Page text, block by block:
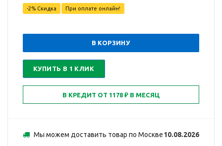
-2% Скидка При оплате онлайн!
В КОРЗИНУ
КУПИТЬ В 1 КЛИК
Мы можем доставить товар по Москве10.08.2026